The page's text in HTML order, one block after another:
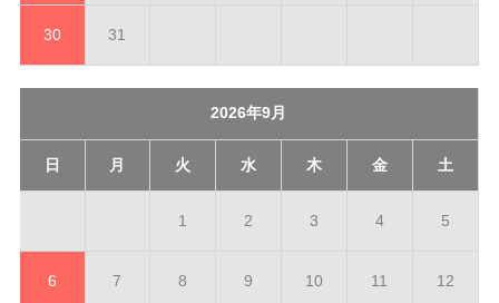
30 31
2026年9月
日 月 火 水 木 金 土
1 2 3 4 5
6 7 8 9 10 11 12